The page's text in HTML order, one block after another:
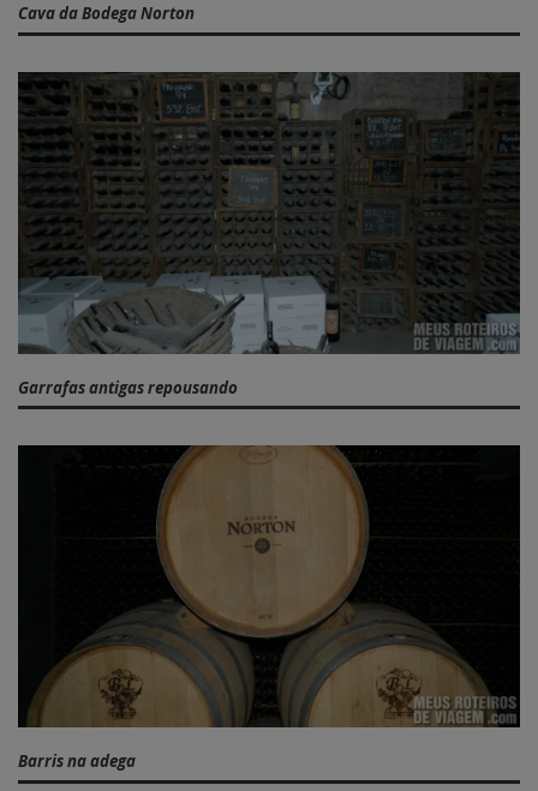
Cava da Bodega Norton
Garrafas antigas repousando
Barris na adega